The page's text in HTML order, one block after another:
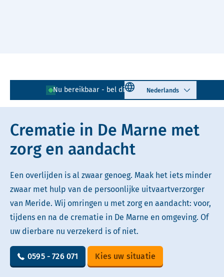
Nu bereikbaar - bel direct! 0595 - 726 071
Select language
Lees voor Uitleg woorden
Simpele tekst
Crematie in De Marne met
zorg en aandacht
Een overlijden is al zwaar genoeg. Maak het iets minder
zwaar met hulp van de persoonlijke uitvaartverzorger
van Meride. Wij omringen u met zorg en aandacht: voor,
tijdens en na de crematie in De Marne en omgeving. Of
uw dierbare nu verzekerd is of niet.
0595 - 726 071 Kies uw situatie